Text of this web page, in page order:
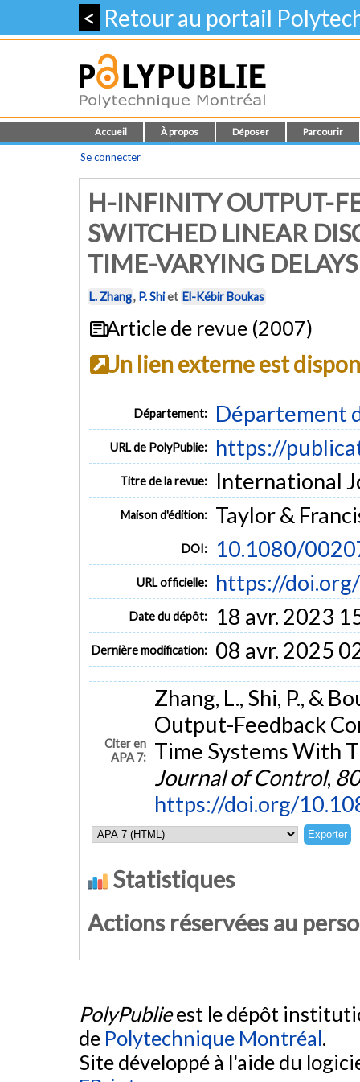
< Retour au portail
Accueil À propos Déposer Parcourir
Se connecter
H-INFINITY OUTPUT-
SWITCHED LINEAR
TIME-VARYING DELAYS
L. Zhang, P. Shiet El-Kébir Boukas
Article de revue (2007)
Un lien externe est
Département: Département
URL de PolyPublie: https://
Titre de la revue: International
Maison d'édition: Taylor &
DOI: 10.1080/
URL officielle: https://
Date du dépôt: 18 avr. 2023
Dernière modification: 08 avr. 2025
Citer en
APA 7:
Zhang, L., Shi, P., &
Output-Feedback
Time Systems With
Journal of Control, 80
https://doi.org/
Statistiques
Actions réservées au
PolyPublieest le dépôt
de Polytechnique Montréal.
Site développé à l'aide du